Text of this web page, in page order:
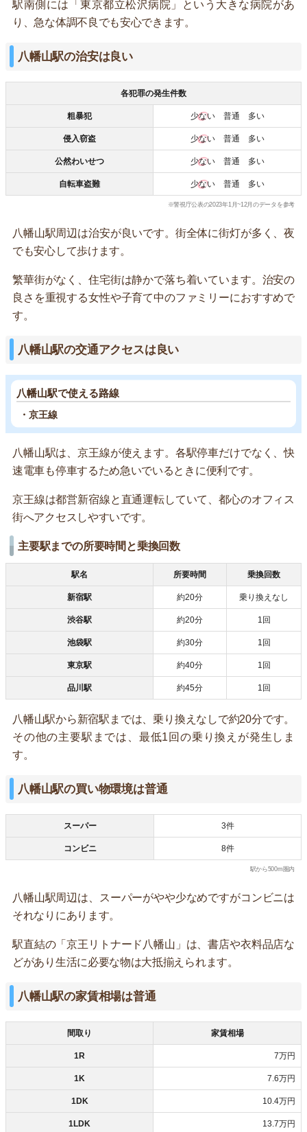
駅南側には「東京都立松沢病院」という大きな病院があ
り、急な体調不良でも安心できます。
八幡山駅の治安は良い
各犯罪の発生件数
粗暴犯 少ない普通 多い
侵入窃盗 少ない普通 多い
公然わいせつ 少ない普通 多い
自転車盗難 少ない普通 多い
※警視庁公表の2023年1月~12月のデータを参考
八幡山駅周辺は治安が良いです。街全体に街灯が多く、夜
でも安心して歩けます。
繁華街がなく、住宅街は静かで落ち着いています。治安の
良さを重視する女性や子育て中のファミリーにおすすめで
す。
八幡山駅の交通アクセスは良い
八幡山駅で使える路線
・京王線
八幡山駅は、京王線が使えます。各駅停車だけでなく、快
速電車も停車するため急いでいるときに便利です。
京王線は都営新宿線と直通運転していて、都心のオフィス
街へアクセスしやすいです。
主要駅までの所要時間と乗換回数
駅名 所要時間 乗換回数
新宿駅 約20分 乗り換えなし
渋谷駅 約20分 1回
池袋駅 約30分 1回
東京駅 約40分 1回
品川駅 約45分 1回
八幡山駅から新宿駅までは、乗り換えなしで約20分です。
その他の主要駅までは、最低1回の乗り換えが発生しま
す。
八幡山駅の買い物環境は普通
スーパー 3件
コンビニ 8件
駅から500m圏内
八幡山駅周辺は、スーパーがやや少なめですがコンビニは
それなりにあります。
駅直結の「京王リトナード八幡山」は、書店や衣料品店な
どがあり生活に必要な物は大抵揃えられます。
八幡山駅の家賃相場は普通
間取り 家賃相場
1R 7万円
1K 7.6万円
1DK 10.4万円
1LDK 13.7万円